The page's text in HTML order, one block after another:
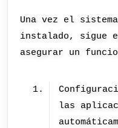
Una vez el
instalado, sigue
asegurar un
las